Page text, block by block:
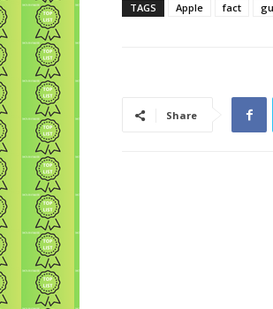
TAGS Apple fact
Share